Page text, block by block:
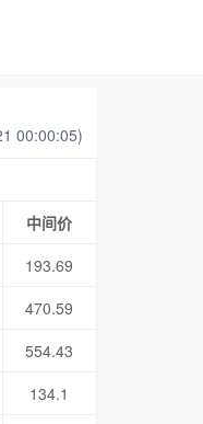
00:00:05)
中间价
193.69
470.59
554.43
134.1